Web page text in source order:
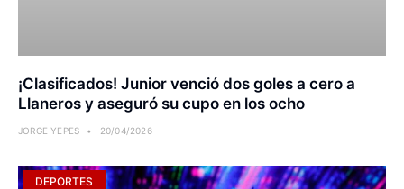
¡Clasificados! Junior venció dos goles a cero a
Llaneros y aseguró su cupo en los ocho
JORGE YEPES 20/04/2026
DEPORTES